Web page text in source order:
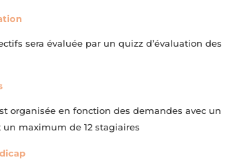
sera évaluée par un quizz d’évaluation des
organisée en fonction des demandes avec un
maximum de 12 stagiaires